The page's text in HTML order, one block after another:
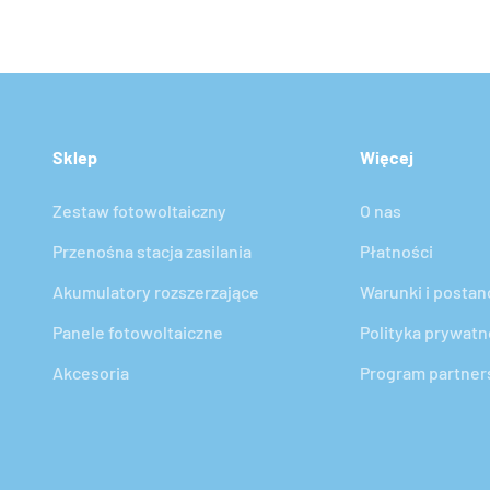
Sklep
Zestaw fotowoltaiczny
Przenośna stacja zasilania
Akumulatory rozszerzające
Panele fotowoltaiczne
Akcesoria
Więcej
O nas
Płatności
Warunki i
Polityka
Program